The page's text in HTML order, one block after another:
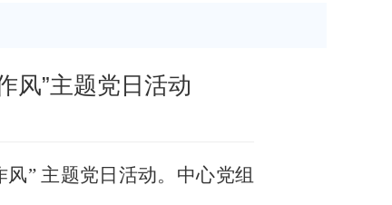
风”主题党日活动
” 主题党日活动。中心党组